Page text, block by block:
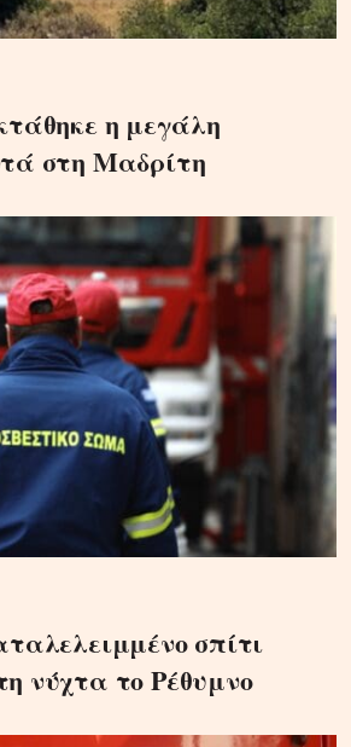
η μεγάλη
στη Μαδρίτη
σπίτι
νύχτα το Ρέθυμνο